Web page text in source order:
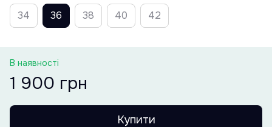
34 36 38 40 42
В наявності
1 900 грн
Купити